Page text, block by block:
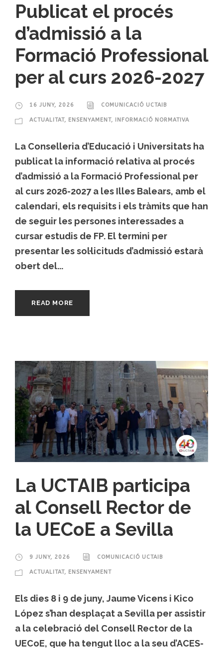
Publicat el procés
d’admissió a la
Formació Professional
per al curs 2026-2027
16 JUNY, 2026 COMUNICACIÓ UCTAIB
ACTUALITAT, ENSENYAMENT, INFORMACIÓ NORMATIVA
La Conselleria d’Educació i Universitats ha
publicat la informació relativa al procés
d’admissió a la Formació Professional per
al curs 2026-2027 a les Illes Balears, amb el
calendari, els requisits i els tràmits que han
de seguir les persones interessades a
cursar estudis de FP. El termini per
presentar les sol·licituds d’admissió estarà
obert del...
READ MORE
La UCTAIB participa
al Consell Rector de
la UECoE a Sevilla
9 JUNY, 2026 COMUNICACIÓ UCTAIB
ACTUALITAT, ENSENYAMENT
Els dies 8 i 9 de juny, Jaume Vicens i Kico
López s’han desplaçat a Sevilla per assistir
a la celebració del Consell Rector de la
UECoE, que ha tengut lloc a la seu d’ACES-